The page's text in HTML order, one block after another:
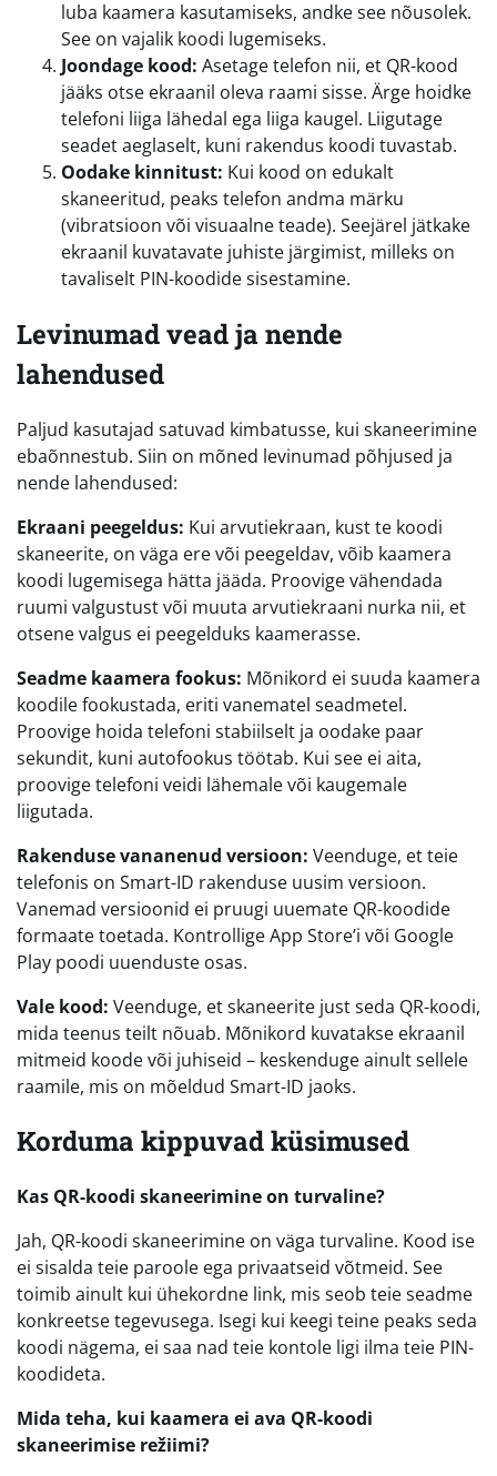
luba kaamera kasutamiseks, andke see nõusolek.
See on vajalik koodi lugemiseks.
Joondage kood: Asetage telefon nii, et QR-kood
jääks otse ekraanil oleva raami sisse. Ärge hoidke
telefoni liiga lähedal ega liiga kaugel. Liigutage
seadet aeglaselt, kuni rakendus koodi tuvastab.
Oodake kinnitust: Kui kood on edukalt
skaneeritud, peaks telefon andma märku
(vibratsioon või visuaalne teade). Seejärel jätkake
ekraanil kuvatavate juhiste järgimist, milleks on
tavaliselt PIN-koodide sisestamine.
Levinumad vead ja nende
lahendused
Paljud kasutajad satuvad kimbatusse, kui skaneerimine
ebaõnnestub. Siin on mõned levinumad põhjused ja
nende lahendused:
Ekraani peegeldus: Kui arvutiekraan, kust te koodi
skaneerite, on väga ere või peegeldav, võib kaamera
koodi lugemisega hätta jääda. Proovige vähendada
ruumi valgustust või muuta arvutiekraani nurka nii, et
otsene valgus ei peegelduks kaamerasse.
Seadme kaamera fookus: Mõnikord ei suuda kaamera
koodile fookustada, eriti vanematel seadmetel.
Proovige hoida telefoni stabiilselt ja oodake paar
sekundit, kuni autofookus töötab. Kui see ei aita,
proovige telefoni veidi lähemale või kaugemale
liigutada.
Rakenduse vananenud versioon: Veenduge, et teie
telefonis on Smart-ID rakenduse uusim versioon.
Vanemad versioonid ei pruugi uuemate QR-koodide
formaate toetada. Kontrollige App Store’i või Google
Play poodi uuenduste osas.
Vale kood: Veenduge, et skaneerite just seda QR-koodi,
mida teenus teilt nõuab. Mõnikord kuvatakse ekraanil
mitmeid koode või juhiseid – keskenduge ainult sellele
raamile, mis on mõeldud Smart-ID jaoks.
Korduma kippuvad küsimused
Kas QR-koodi skaneerimine on turvaline?
Jah, QR-koodi skaneerimine on väga turvaline. Kood ise
ei sisalda teie paroole ega privaatseid võtmeid. See
toimib ainult kui ühekordne link, mis seob teie seadme
konkreetse tegevusega. Isegi kui keegi teine peaks seda
koodi nägema, ei saa nad teie kontole ligi ilma teie PIN-
koodideta.
Mida teha, kui kaamera ei ava QR-koodi
skaneerimise režiimi?